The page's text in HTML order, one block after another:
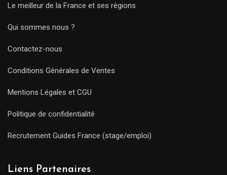
Le meilleur de la France et ses régions
Qui sommes nous ?
Contactez-nous
Conditions Générales de Ventes
Mentions Légales et CGU
Politique de confidentialité
Recrutement Guides France (stage/emploi)
Liens Partenaires